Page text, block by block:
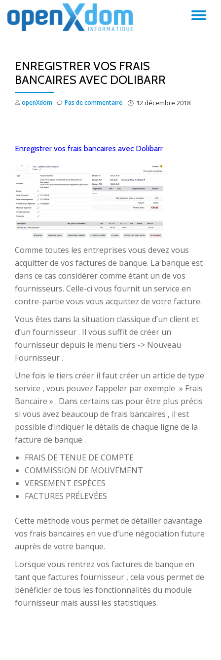
Aller
ENREGISTRER VOS FRAIS
BANCAIRES AVEC DOLIBARR
openXdom 12 décembre 2018
Pas de commentaire
Enregistrer vos frais bancaires avec Dolibarr
Comme toutes les entreprises vous devez vous
acquitter de vos factures de banque. La banque est
dans ce cas considérer comme étant un de vos
fournisseurs. Celle-ci vous fournit un service en
contre-partie vous vous acquittez de votre facture.
Vous êtes dans la situation classique d’un client et
d’un fournisseur . Il vous suffit de créer un
fournisseur depuis le menu tiers -> Nouveau
Fournisseur .
Une fois le tiers créer il faut créer un article de type
service , vous pouvez l’appeler par exemple » Frais
Bancaire » . Dans certains cas pour être plus précis
si vous avez beaucoup de frais bancaires , il est
possible d’indiquer le détails de chaque ligne de la
facture de banque .
FRAIS DE TENUE DE COMPTE
COMMISSION DE MOUVEMENT
VERSEMENT ESPÈCES
FACTURES PRÉLEVÉES
Cette méthode vous permet de détailler davantage
vos frais bancaires en vue d’une négociation future
auprès de votre banque.
Lorsque vous rentrez vos factures de banque en
tant que factures fournisseur , cela vous permet de
bénéficier de tous les fonctionnalités du module
fournisseur mais aussi les statistiques.